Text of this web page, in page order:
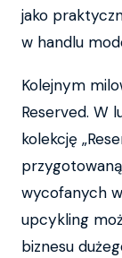
jako
w handlu
Kolejnym
Reserved. W
kolekcję
wycofanych
upcykling
biznesu